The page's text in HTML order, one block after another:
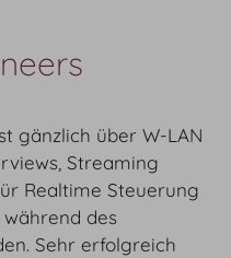
gänzlich über W-LAN
Streaming
Realtime Steuerung
des
Sehr erfolgreich